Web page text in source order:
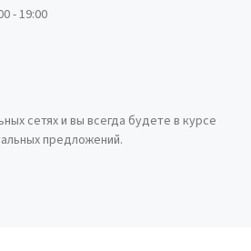
- 19:00
сетях и вы всегда будете в курсе
предложений.